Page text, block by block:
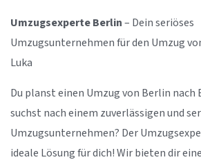
Umzugsexperte Berlin– Dein seriöses
Umzugsunternehmen für den Umzug
Luka
Du planst einen Umzug von Berlin nach
suchst nach einem zuverlässigen und
Umzugsunternehmen? Der
ideale Lösung für dich! Wir bieten dir